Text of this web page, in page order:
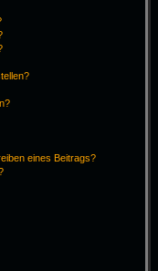
eines Beitrags?